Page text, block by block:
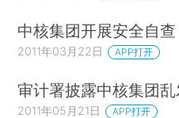
中核集团开展安全自查
2011年03月22日 APP打开
审计署披露中核集团
2011年05月21日 APP打开